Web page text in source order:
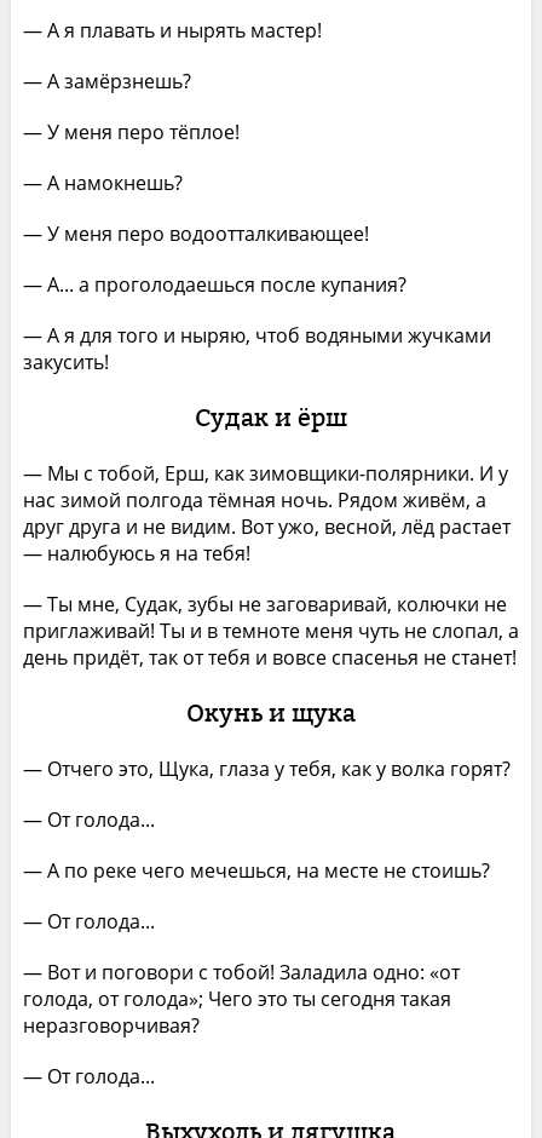
— А я плавать и нырять мастер!
— А замёрзнешь?
— У меня перо тёплое!
— А намокнешь?
— У меня перо водоотталкивающее!
— А... а проголодаешься после купания?
— А я для того и ныряю, чтоб водяными жучками
закусить!
Судак и ёрш
— Мы с тобой, Ерш, как зимовщики-полярники. И у
нас зимой полгода тёмная ночь. Рядом живём, а
друг друга и не видим. Вот ужо, весной, лёд растает
— налюбуюсь я на тебя!
— Ты мне, Судак, зубы не заговаривай, колючки не
приглаживай! Ты и в темноте меня чуть не слопал, а
день придёт, так от тебя и вовсе спасенья не станет!
Окунь и щука
— Отчего это, Щука, глаза у тебя, как у волка горят?
— От голода...
— А по реке чего мечешься, на месте не стоишь?
— От голода...
— Вот и поговори с тобой! Заладила одно: «от
голода, от голода»; Чего это ты сегодня такая
неразговорчивая?
— От голода...
Выхухоль и лягушка